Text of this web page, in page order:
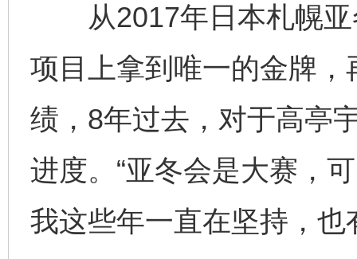
从2017年日本札幌亚
项目上拿到唯一的金牌
绩，8年过去，对于高亭
进度。“亚冬会是大赛，
我这些年一直在坚持，也